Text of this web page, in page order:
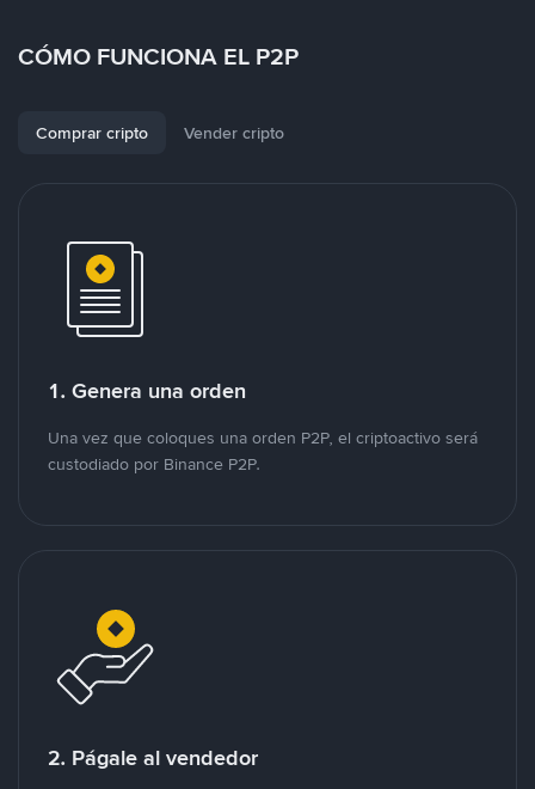
CÓMO FUNCIONA EL P2P
Comprar cripto Vender cripto
1. Genera una orden
Una vez que coloques una orden P2P, el criptoactivo será
custodiado por Binance P2P.
2. Págale al vendedor